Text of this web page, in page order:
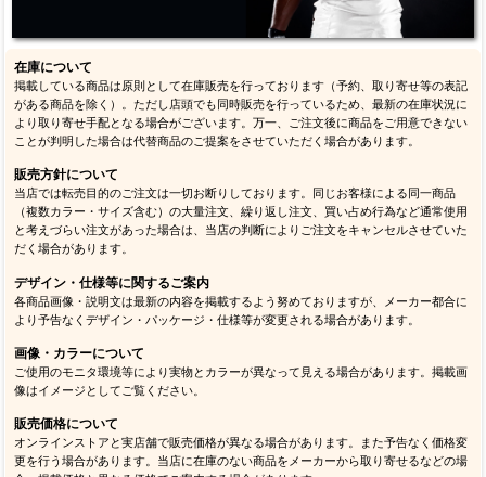
在庫について
掲載している商品は原則として在庫販売を行っております（予約、取り寄せ等の表記
がある商品を除く）。ただし店頭でも同時販売を行っているため、最新の在庫状況に
より取り寄せ手配となる場合がございます。万一、ご注文後に商品をご用意できない
ことが判明した場合は代替商品のご提案をさせていただく場合があります。
販売方針について
当店では転売目的のご注文は一切お断りしております。同じお客様による同一商品
（複数カラー・サイズ含む）の大量注文、繰り返し注文、買い占め行為など通常使用
と考えづらい注文があった場合は、当店の判断によりご注文をキャンセルさせていた
だく場合があります。
デザイン・仕様等に関するご案内
各商品画像・説明文は最新の内容を掲載するよう努めておりますが、メーカー都合に
より予告なくデザイン・パッケージ・仕様等が変更される場合があります。
画像・カラーについて
ご使用のモニタ環境等により実物とカラーが異なって見える場合があります。掲載画
像はイメージとしてご覧ください。
販売価格について
オンラインストアと実店舗で販売価格が異なる場合があります。また予告なく価格変
更を行う場合があります。当店に在庫のない商品をメーカーから取り寄せるなどの場